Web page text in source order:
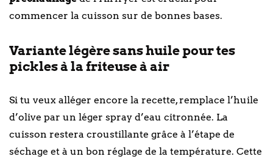
commencer la cuisson sur de bonnes bases.
Variante légère sans huile pour tes
pickles à la friteuse à air
Si tu veux alléger encore la recette, remplace l’huile
d’olive par un léger spray d’eau citronnée. La
cuisson restera croustillante grâce à l’étape de
séchage et à un bon réglage de la température. Cette